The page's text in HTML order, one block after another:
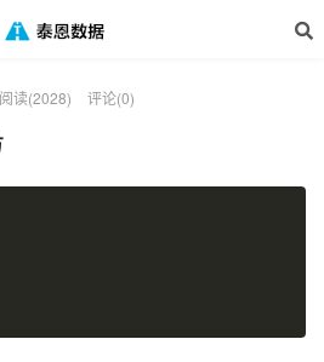
> Numpy >正文
阅读(2028) 评论(0)